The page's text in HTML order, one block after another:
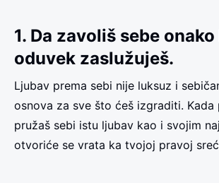
1. Da zavoliš sebe
oduvek zaslužuješ.
Ljubav prema sebi nije luksuz i
osnova za sve što ćeš izgraditi. Kada
pružaš sebi istu ljubav kao i svojim
otvoriće se vrata ka tvojoj pravoj